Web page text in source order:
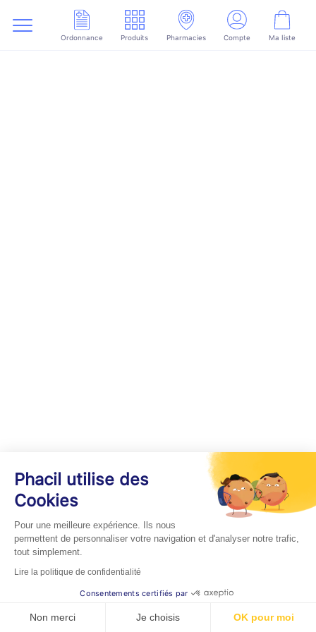
Ordonnance Produits Pharmacies Compte Ma liste
Phacil utilise des
Cookies
Pour une meilleure expérience. Ils nous
permettent de personnaliser votre navigation et d'analyser notre trafic,
tout simplement.
Lire la politique de confidentialité
Consentements certifiés par
Non merci Je choisis OK pour moi